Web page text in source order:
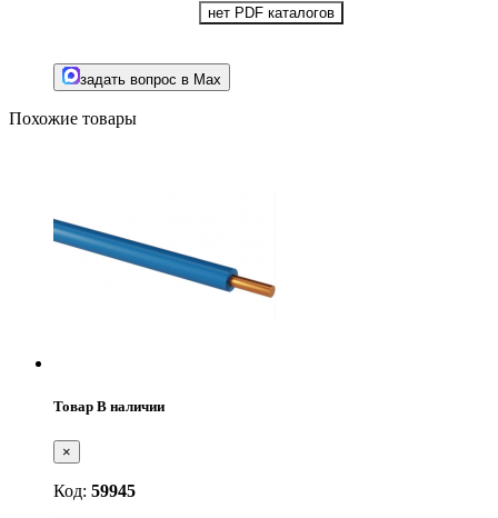
нет PDF каталогов
задать вопрос в Max
Похожие товары
Товар В наличии
×
Код: 59945